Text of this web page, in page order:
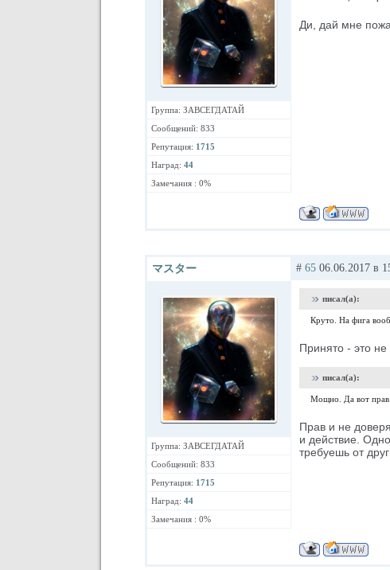
Группа: ЗАВСЕГДАТАЙ
Сообщений: 833
Репутация: 1715
Наград: 44
Замечания : 0%
Ди, дай мне
マスター
Группа: ЗАВСЕГДАТАЙ
Сообщений: 833
Репутация: 1715
Наград: 44
Замечания : 0%
# 65 06.06.2017 в
писал(а):
Круто. На фига
Принято - это не
писал(а):
Мощно. Да вот прав
Прав и не
и действие.
требуешь от